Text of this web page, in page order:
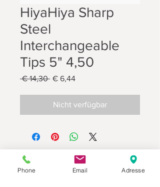
HiyaHiya Sharp
Steel
Interchangeable
Tips 5" 4,50
€ 14,30 Standardpreis
€ 6,44Sale-
Nicht verfügbar
Phone Email Adresse